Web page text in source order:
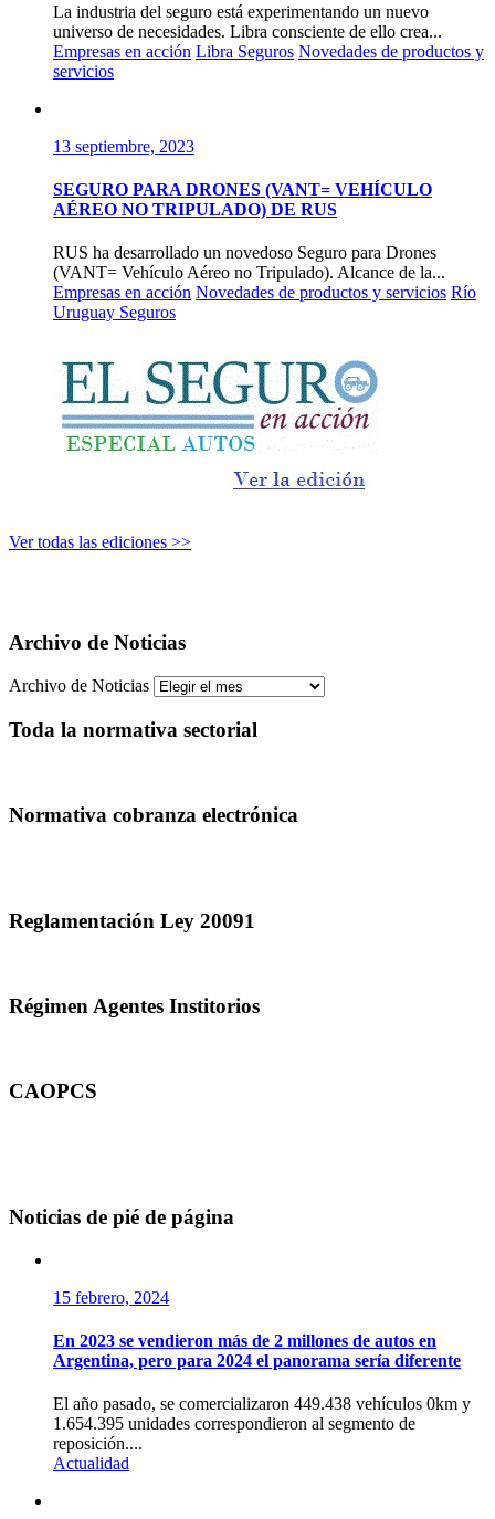
La industria del seguro está experimentando un nuevo
universo de necesidades. Libra consciente de ello crea...
Empresas en acción Libra Seguros Novedades de productos y
servicios
13 septiembre, 2023
SEGURO PARA DRONES (VANT= VEHÍCULO
AÉREO NO TRIPULADO) DE RUS
RUS ha desarrollado un novedoso Seguro para Drones
(VANT= Vehículo Aéreo no Tripulado). Alcance de la...
Empresas en acción Novedades de productos y servicios Río
Uruguay Seguros
Ver todas las ediciones >>
Archivo de Noticias
Archivo de Noticias
Toda la normativa sectorial
Normativa cobranza electrónica
Reglamentación Ley 20091
Régimen Agentes Institorios
CAOPCS
Noticias de pié de página
15 febrero, 2024
En 2023 se vendieron más de 2 millones de autos en
Argentina, pero para 2024 el panorama sería diferente
El año pasado, se comercializaron 449.438 vehículos 0km y
1.654.395 unidades correspondieron al segmento de
reposición....
Actualidad